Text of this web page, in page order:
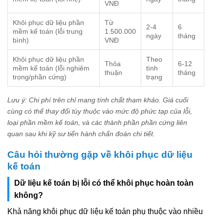
VNĐ
Khôi phục dữ liệu phần
mềm kế toán (lỗi trung
bình)
Từ
1.500.000
VNĐ
2-4
ngày
6
tháng
Khôi phục dữ liệu phần
mềm kế toán (lỗi nghiêm
trọng/phần cứng)
Thỏa
thuận
Theo
tình
trạng
6-12
tháng
Lưu ý: Chi phí trên chỉ mang tính chất tham khảo. Giá cuối
cùng có thể thay đổi tùy thuộc vào mức độ phức tạp của lỗi,
loại phần mềm kế toán, và các thành phần phần cứng liên
quan sau khi kỹ sư tiến hành chẩn đoán chi tiết.
Câu hỏi thường gặp về khôi phục dữ liệu
kế toán
Dữ liệu kế toán bị lỗi có thể khôi phục hoàn toàn
không?
Khả năng khôi phục dữ liệu kế toán phụ thuộc vào nhiều